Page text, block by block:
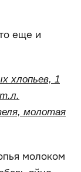
еще и
хлопьев, 1
молотая
молоком